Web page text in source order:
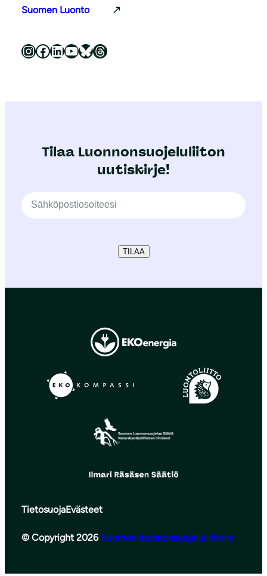
Suomen Luonto
Luonnonsuojeluliitto Instagramissa Luonnonsuojeluliitto Facebookissa Luonnonsuojeluliitto LinkedInissä Luonnonsuojeluliiton YouTube-kanava Luonnonsuojeluliitto Blueskyssa Luonnonsuojeluliitto Threadsissa
Tilaa Luonnonsuojeluliiton
uutiskirje!
TILAA
TietosuojaEvästeet
© Copyright 2026 Suomen luonnonsuojeluliitto ry